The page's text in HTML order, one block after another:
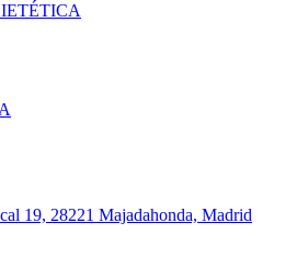
19, 28221 Majadahonda, Madrid